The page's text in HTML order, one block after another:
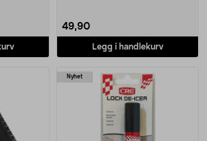
49,90
Legg i handlekurv
Nyhet